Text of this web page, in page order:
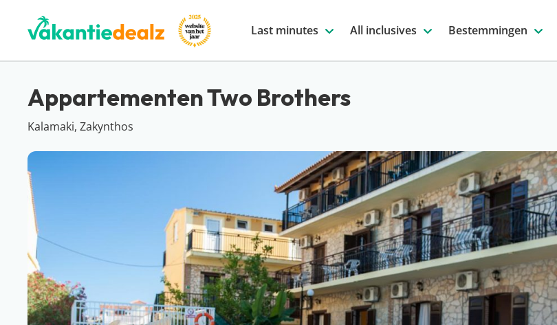
Last minutes All inclusives Bestemmingen
Appartementen Two Brothers
Kalamaki, Zakynthos